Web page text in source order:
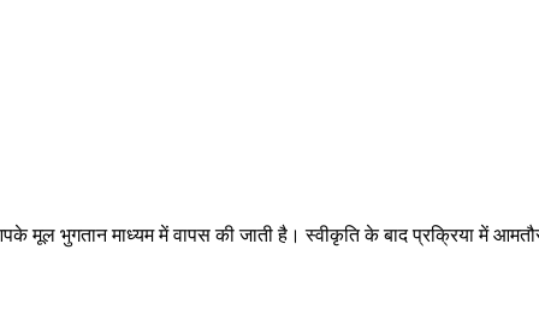
मूल भुगतान माध्यम में वापस की जाती है। स्वीकृति के बाद प्रक्रिया में